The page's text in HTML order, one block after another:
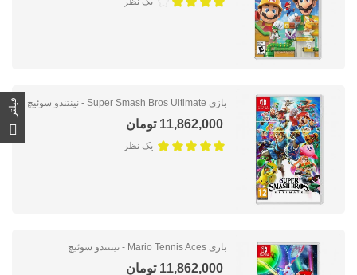
بازی Super Smash Bros Ultimate - نینتندو سوئیچ
11,862,000 تومان
یک نظر
بازی Mario Tennis Aces - نینتندو سوئیچ
11,862,000 تومان
فیلتر